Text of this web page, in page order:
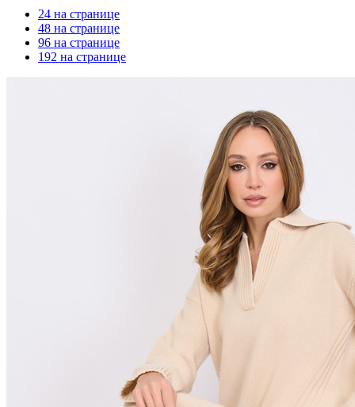
24 на странице
48 на странице
96 на странице
192 на странице